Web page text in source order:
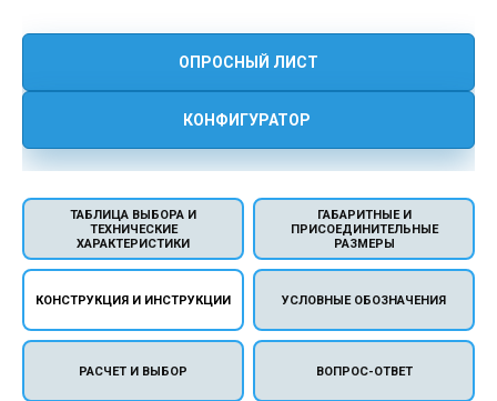
ОПРОСНЫЙ ЛИСТ
КОНФИГУРАТОР
ТАБЛИЦА ВЫБОРА И
ТЕХНИЧЕСКИЕ
ХАРАКТЕРИСТИКИ
ГАБАРИТНЫЕ И
ПРИСОЕДИНИТЕЛЬНЫЕ
РАЗМЕРЫ
КОНСТРУКЦИЯ И ИНСТРУКЦИИ УСЛОВНЫЕ ОБОЗНАЧЕНИЯ
РАСЧЕТ И ВЫБОР ВОПРОС-ОТВЕТ